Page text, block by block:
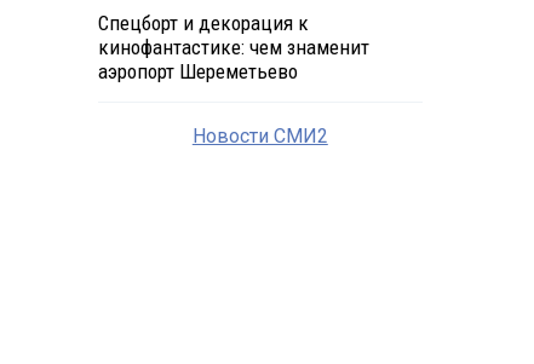
Спецборт и декорация к
кинофантастике: чем знаменит
аэропорт Шереметьево
Новости СМИ2